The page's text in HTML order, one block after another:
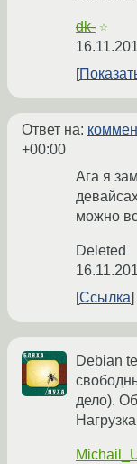
dk- ☆
Ответ на:
+00:00
Ага я
можно
Deleted
Ссылка
Debian
дело).